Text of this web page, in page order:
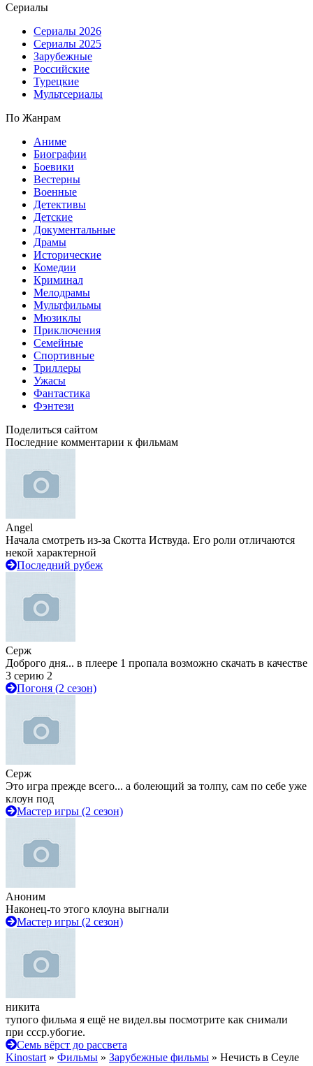
Сериалы
Сериалы 2026
Сериалы 2025
Зарубежные
Российские
Турецкие
Мультсериалы
По Жанрам
Аниме
Биографии
Боевики
Вестерны
Военные
Детективы
Детские
Документальные
Драмы
Исторические
Комедии
Криминал
Мелодрамы
Мультфильмы
Мюзиклы
Приключения
Семейные
Спортивные
Триллеры
Ужасы
Фантастика
Фэнтези
Поделиться сайтом
Последние комментарии к фильмам
Angel
Начала смотреть из-за Скотта Иствуда. Его роли отличаются
некой характерной
Последний рубеж
Серж
Доброго дня... в плеере 1 пропала возможно скачать в качестве
3 серию 2
Погоня (2 сезон)
Серж
Это игра прежде всего... а болеющий за толпу, сам по себе уже
клоун под
Мастер игры (2 сезон)
Аноним
Наконец-то этого клоуна выгнали
Мастер игры (2 сезон)
никита
тупого фильма я ещё не видел.вы посмотрите как снимали
при ссср.убогие.
Семь вёрст до рассвета
Kinostart » Фильмы » Зарубежные фильмы » Нечисть в Сеуле